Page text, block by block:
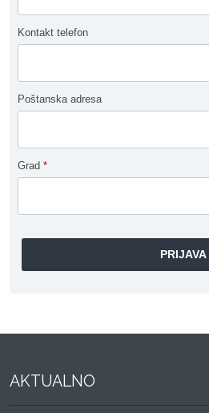
Kontakt telefon
Poštanska adresa
Grad *
AKTUALNO